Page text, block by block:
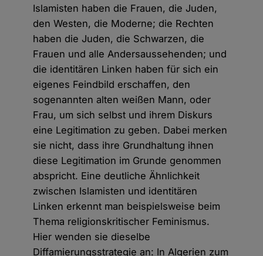
Islamisten haben die Frauen, die Juden,
den Westen, die Moderne; die Rechten
haben die Juden, die Schwarzen, die
Frauen und alle Andersaussehenden; und
die identitären Linken haben für sich ein
eigenes Feindbild erschaffen, den
sogenannten alten weißen Mann, oder
Frau, um sich selbst und ihrem Diskurs
eine Legitimation zu geben. Dabei merken
sie nicht, dass ihre Grundhaltung ihnen
diese Legitimation im Grunde genommen
abspricht. Eine deutliche Ähnlichkeit
zwischen Islamisten und identitären
Linken erkennt man beispielsweise beim
Thema religionskritischer Feminismus.
Hier wenden sie dieselbe
Diffamierungsstrategie an: In Algerien zum